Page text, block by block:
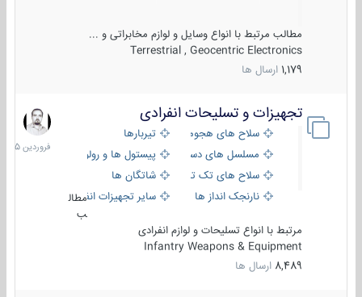
مطالب مرتبط با انواع وسایل و لوازم مخابراتی و ...
Terrestrial , Geocentric Electronics
1,179 ارسال ها
تجهیزات و تسلیحات انفرادی
سلاح های هجومی
تیربارها
مسلسل های دستی
پیستول ها و رولورها
سلاح های تک تیر اندازیشاتگان ها
نارنجک انداز ها
سایر تجهیزات انفرادی
مطال
ب
مرتبط با انواع تسلیحات و لوازم انفرادی
Infantry Weapons & Equipment
8,489 ارسال ها
17
فروردین
1405